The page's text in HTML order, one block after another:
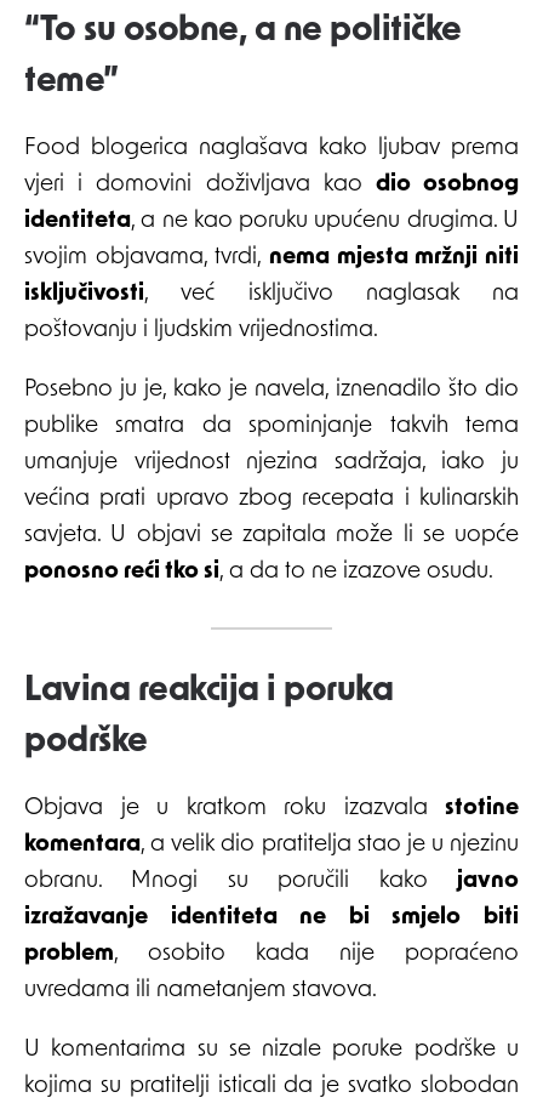
“To su osobne, a ne političke
teme”
Food blogerica naglašava kako ljubav prema
vjeri i domovini doživljava kao dio osobnog
identiteta, a ne kao poruku upućenu drugima. U
svojim objavama, tvrdi, nema mjesta mržnji niti
isključivosti, već isključivo naglasak na
poštovanju i ljudskim vrijednostima.
Posebno ju je, kako je navela, iznenadilo što dio
publike smatra da spominjanje takvih tema
umanjuje vrijednost njezina sadržaja, iako ju
većina prati upravo zbog recepata i kulinarskih
savjeta. U objavi se zapitala može li se uopće
ponosno reći tko si, a da to ne izazove osudu.
Lavina reakcija i poruka
podrške
Objava je u kratkom roku izazvala stotine
komentara, a velik dio pratitelja stao je u njezinu
obranu. Mnogi su poručili kako javno
izražavanje identiteta ne bi smjelo biti
problem, osobito kada nije popraćeno
uvredama ili nametanjem stavova.
U komentarima su se nizale poruke podrške u
kojima su pratitelji isticali da je svatko slobodan